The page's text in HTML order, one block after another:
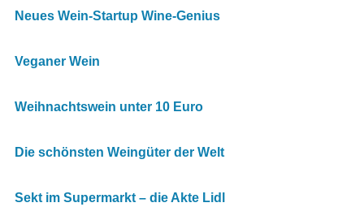
Neues Wein-Startup Wine-Genius
Veganer Wein
Weihnachtswein unter 10 Euro
Die schönsten Weingüter der Welt
Sekt im Supermarkt – die Akte Lidl